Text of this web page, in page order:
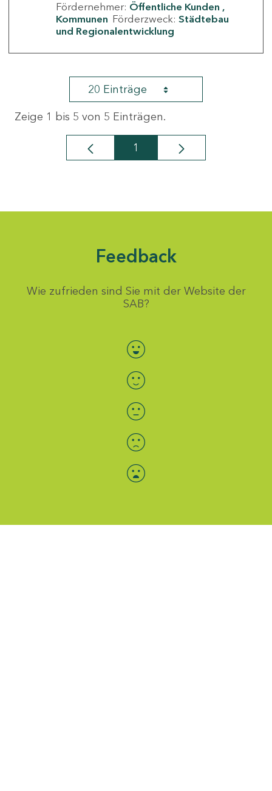
Fördernehmer: Öffentliche Kunden
Kommunen Förderzweck: Städtebau
und Regionalentwicklung
20 Einträge
Zeige 1 bis 5 von 5 Einträgen.
Seite
1
Feedback
Wie zufrieden sind Sie mit der Website der
SAB?
Bewertung auswählen